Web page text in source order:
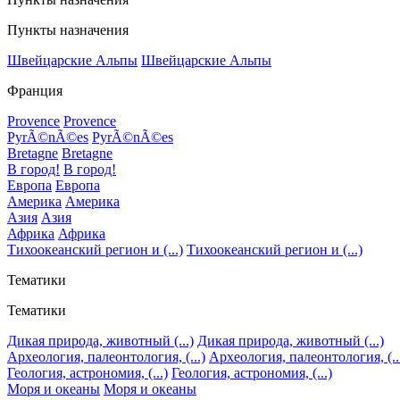
Пункты назначения
Швейцарские Альпы Швейцарские Альпы
Франция
Provence Provence
PyrÃ©nÃ©es PyrÃ©nÃ©es
Bretagne Bretagne
В город! В город!
Европа Европа
Америка Америка
Азия Азия
Африка Африка
Тихоокеанский регион и (...) Тихоокеанский регион и (...)
Тематики
Тематики
Дикая природа, животный (...) Дикая природа, животный (...)
Археология, палеонтология, (...) Археология, палеонтология,
Геология, астрономия, (...) Геология, астрономия, (...)
Моря и океаны Моря и океаны